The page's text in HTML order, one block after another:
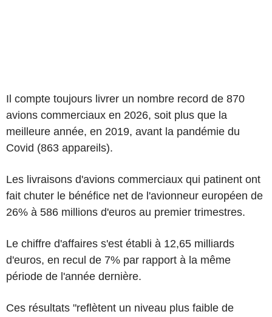
Il compte toujours livrer un nombre record de 870
avions commerciaux en 2026, soit plus que la
meilleure année, en 2019, avant la pandémie du
Covid (863 appareils).
Les livraisons d'avions commerciaux qui patinent ont
fait chuter le bénéfice net de l'avionneur européen de
26% à 586 millions d'euros au premier trimestres.
Le chiffre d'affaires s'est établi à 12,65 milliards
d'euros, en recul de 7% par rapport à la même
période de l'année dernière.
Ces résultats "reflètent un niveau plus faible de